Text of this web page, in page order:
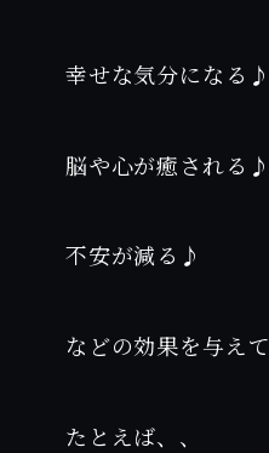
幸せな気分になる♪
脳や心が癒される♪
不安が減る♪
などの効果を与え
たとえば、、